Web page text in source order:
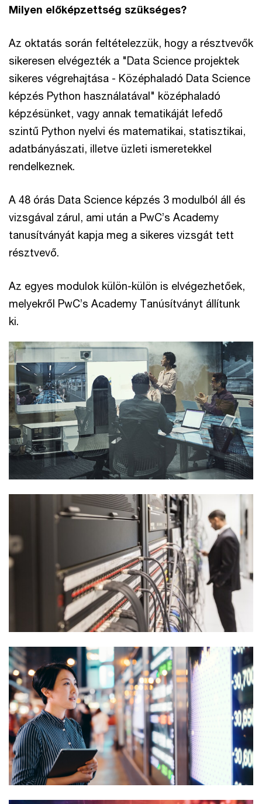
Milyen előképzettség szükséges?
Az oktatás során feltételezzük, hogy a résztvevők
sikeresen elvégezték a "Data Science projektek
sikeres végrehajtása - Középhaladó Data Science
képzés Python használatával" középhaladó
képzésünket, vagy annak tematikáját lefedő
szintű Python nyelvi és matematikai, statisztikai,
adatbányászati, illetve üzleti ismeretekkel
rendelkeznek.
A 48 órás Data Science képzés 3 modulból áll és
vizsgával zárul, ami után a PwC’s Academy
tanusítványát kapja meg a sikeres vizsgát tett
résztvevő.
Az egyes modulok külön-külön is elvégezhetőek,
melyekről PwC’s Academy Tanúsítványt állítunk
ki.